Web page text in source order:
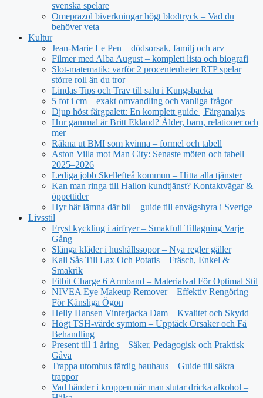
svenska spelare
Omeprazol biverkningar högt blodtryck – Vad du
behöver veta
Kultur
Jean‑Marie Le Pen – dödsorsak, familj och arv
Filmer med Alba August – komplett lista och biografi
Slot-matematik: varför 2 procentenheter RTP spelar
större roll än du tror
Lindas Tips och Trav till salu i Kungsbacka
5 fot i cm – exakt omvandling och vanliga frågor
Djup höst färgpalett: En komplett guide | Färganalys
Hur gammal är Britt Ekland? Ålder, barn, relationer och
mer
Räkna ut BMI som kvinna – formel och tabell
Aston Villa mot Man City: Senaste möten och tabell
2025–2026
Lediga jobb Skellefteå kommun – Hitta alla tjänster
Kan man ringa till Hallon kundtjänst? Kontaktvägar &
öppettider
Hyr här lämna där bil – guide till envägshyra i Sverige
Livsstil
Fryst kyckling i airfryer – Smakfull Tillagning Varje
Gång
Slänga kläder i hushållssopor – Nya regler gäller
Kall Sås Till Lax Och Potatis – Fräsch, Enkel &
Smakrik
Fitbit Charge 6 Armband – Materialval För Optimal Stil
NIVEA Eye Makeup Remover – Effektiv Rengöring
För Känsliga Ögon
Helly Hansen Vinterjacka Dam – Kvalitet och Skydd
Högt TSH-värde symtom – Upptäck Orsaker och Få
Behandling
Present till 1 åring – Säker, Pedagogisk och Praktisk
Gåva
Trappa utomhus färdig bauhaus – Guide till säkra
trappor
Vad händer i kroppen när man slutar dricka alkohol –